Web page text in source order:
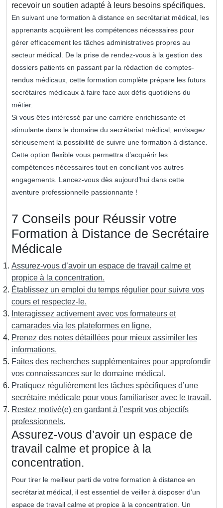
recevoir un soutien adapté à leurs besoins spécifiques.
En suivant une formation à distance en secrétariat médical, les
apprenants acquièrent les compétences nécessaires pour
gérer efficacement les tâches administratives propres au
secteur médical. De la prise de rendez-vous à la gestion des
dossiers patients en passant par la rédaction de comptes-
rendus médicaux, cette formation complète prépare les futurs
secrétaires médicaux à faire face aux défis quotidiens du
métier.
Si vous êtes intéressé par une carrière enrichissante et
stimulante dans le domaine du secrétariat médical, envisagez
sérieusement la possibilité de suivre une formation à distance.
Cette option flexible vous permettra d’acquérir les
compétences nécessaires tout en conciliant vos autres
engagements. Lancez-vous dès aujourd’hui dans cette
aventure professionnelle passionnante !
7 Conseils pour Réussir votre
Formation à Distance de Secrétaire
Médicale
Assurez-vous d’avoir un espace de travail calme et
propice à la concentration.
Établissez un emploi du temps régulier pour suivre vos
cours et respectez-le.
Interagissez activement avec vos formateurs et
camarades via les plateformes en ligne.
Prenez des notes détaillées pour mieux assimiler les
informations.
Faites des recherches supplémentaires pour approfondir
vos connaissances sur le domaine médical.
Pratiquez régulièrement les tâches spécifiques d’une
secrétaire médicale pour vous familiariser avec le travail.
Restez motivé(e) en gardant à l’esprit vos objectifs
professionnels.
Assurez-vous d’avoir un espace de
travail calme et propice à la
concentration.
Pour tirer le meilleur parti de votre formation à distance en
secrétariat médical, il est essentiel de veiller à disposer d’un
espace de travail calme et propice à la concentration. Un